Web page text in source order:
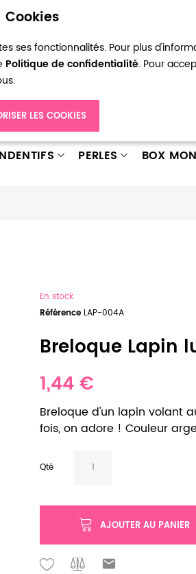
Cookies
ses fonctionnalités. Pour plus
Politique de confidentialité. Pour
LES COOKIES
Connexion
PERLES BOX
En stock
Référence LAP-004A
Breloque Lapin
1,44 €
Breloque d'un lapin volant
fois, on adore ! Couleur
Qté
AJOUTER AU PANIER